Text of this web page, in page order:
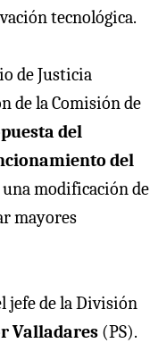
tecnológica.
de Justicia
de la Comisión de
del
del
una modificación de
mayores
jefe de la División
Valladares (PS).